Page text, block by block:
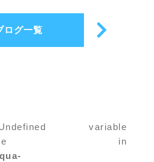
ログ一覧
variable
in